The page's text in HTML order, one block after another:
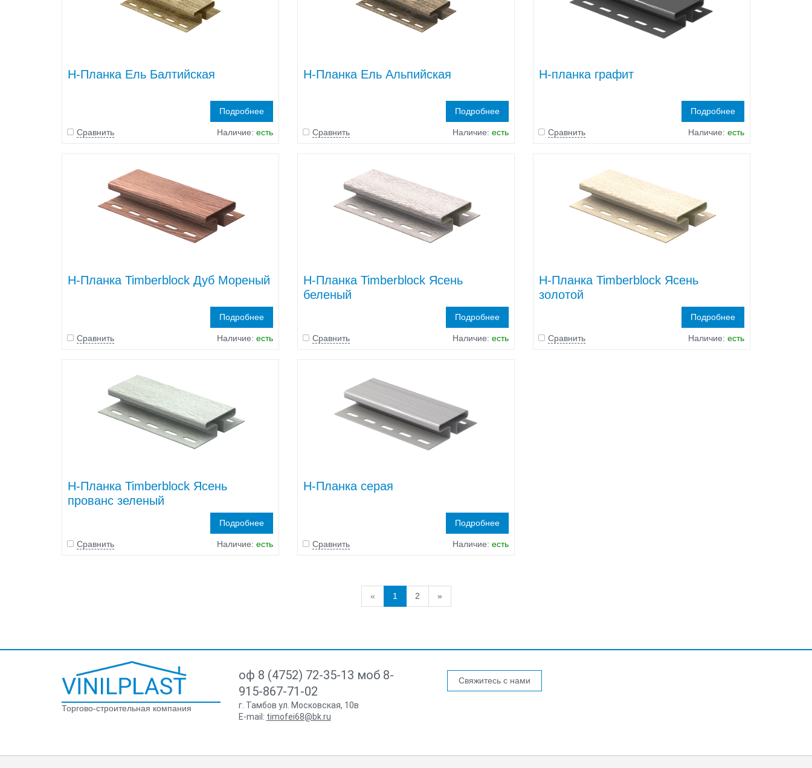
H-Планка Ель Балтийская
Подробнее
Сравнить Наличие: есть
H-Планка Ель Альпийская
Подробнее
Сравнить Наличие: есть
H-планка графит
Подробнее
Сравнить Наличие: есть
H-Планка Timberblock Дуб Мореный
Подробнее
Сравнить Наличие: есть
H-Планка Timberblock Ясень
беленый
Подробнее
Сравнить Наличие: есть
H-Планка Timberblock Ясень
золотой
Подробнее
Сравнить Наличие: есть
H-Планка Timberblock Ясень
прованс зеленый
Подробнее
Сравнить Наличие: есть
H-Планка серая
Подробнее
Сравнить Наличие: есть
« 1 2 »
Торгово-строительная компания
оф 8 (4752) 72-35-13 моб 8-
915-867-71-02
г. Тамбов ул. Московская, 10в
E-mail: timofei68@bk.ru
Свяжитесь с нами